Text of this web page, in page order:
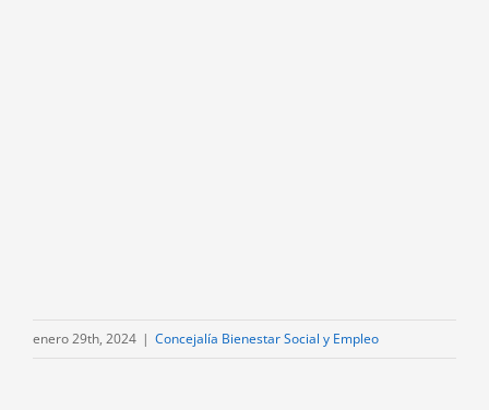
enero 29th, 2024 | Concejalía Bienestar Social y Empleo